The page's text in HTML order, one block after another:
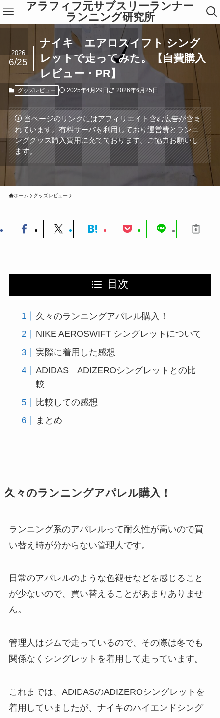
アラフィフ元サブスリーランナー
ランニング研究所
ナイキ エアロスイフト シング
レットで走ってみた。【自費購入
レビュー・PR】
2026
6/25
グッズレビュー 2025年4月29日 2026年6月25日
当ページのリンクにはアフィリエイト含む広告が含ま
れています。有料サーバを利用しており運営費とランニ
ンググッズ購入費用に充てております。ご協力お願いし
ます。
ホーム グッズレビュー
目次
久々のランニングアパレル購入！
NIKE AEROSWIFT シングレットについて
実際に着用した感想
ADIDAS ADIZEROシングレットとの比
較
比較しての感想
まとめ
久々のランニングアパレル購入！
ランニング系のアパレルって耐久性が高いので買
い替え時が分からない管理人です。
日常のアパレルのような色褪せなどを感じること
が少ないので、買い替えることがあまりありませ
ん。
管理人はジムで走っているので、その際は冬でも
関係なくシングレットを着用して走っています。
これまでは、ADIDASのADIZEROシングレットを
着用していましたが、ナイキのハイエンドシング